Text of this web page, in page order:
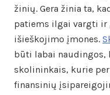
žinių. Gera žinia ta,
patiems ilgai vargti
išieškojimo įmones.
būti labai naudingos,
skolininkais, kurie
finansinių